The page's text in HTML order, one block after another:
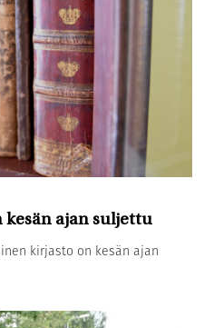
ajan suljettu
kirjasto on kesän ajan